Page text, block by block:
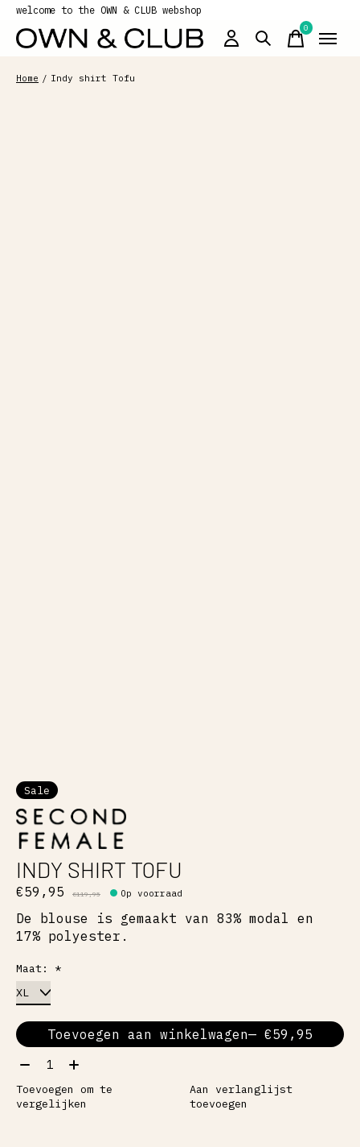
welcome to the OWN & CLUB webshop
0items
Home / Indy shirt Tofu
Sale
INDY SHIRT TOFU
€59,95 €119,95 Op voorraad
De blouse is gemaakt van 83% modal en
17% polyester.
Maat: *
Toevoegen aan winkelwagen
— €59,95
Aantal:
Toevoegen om te
vergelijken
Aan verlanglijst
toevoegen